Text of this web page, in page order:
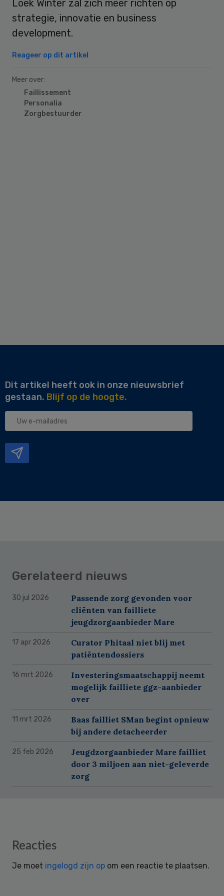
Loek Winter zal zich meer richten op
strategie, innovatie en business
development.
Reageer op dit artikel
Meer over:
Faillissement
Personalia
Zorgbestuurder
Dit artikel heeft ook in onze nieuwsbrief
gestaan. Blijf op de hoogte.
Uw
Gerelateerd nieuws
30 jul 2026
Passende zorg gevonden voor
cliënten van failliete
jeugdzorgaanbieder Mare
17 apr 2026
Curator Phitaal niet blij met
patiëntendossiers
16 mrt 2026
Investeringsmaatschappij neemt
mogelijk failliete ggz-aanbieder
over
11 mrt 2026
Baas failliet SMan begint opnieuw
bij andere detacheerder
25 feb 2026
Jeugdzorgaanbieder Mare failliet
door 3 miljoen aan niet-geleverde
zorg
Reader
Reacties
Je moet ingelogd zijn op om een reactie te plaatsen.